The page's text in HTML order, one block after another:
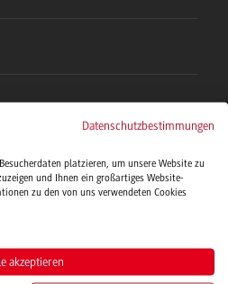
Datenschutzbestimmungen
platzieren, um unsere Website zu
und Ihnen ein großartiges Website-
zu den von uns verwendeten Cookies
akzeptieren